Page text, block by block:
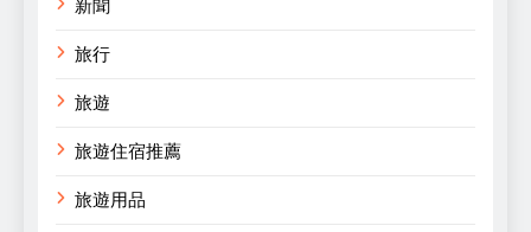
新聞
旅行
旅遊
旅遊住宿推薦
旅遊用品